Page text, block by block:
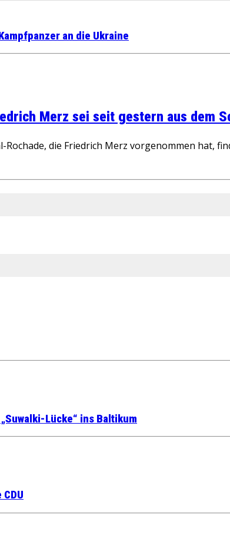
an die Ukraine
Merz sei seit gestern aus dem
die Friedrich Merz vorgenommen hat,
Lücke“ ins Baltikum